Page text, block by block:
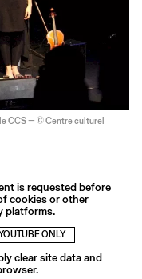
CCS — © Centre culturel
is requested before
cookies or other
platforms.
ONLY
clear site data and